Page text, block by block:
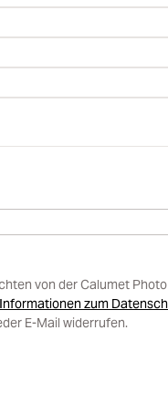
von der Calumet
Informationen zum
E-Mail widerrufen.